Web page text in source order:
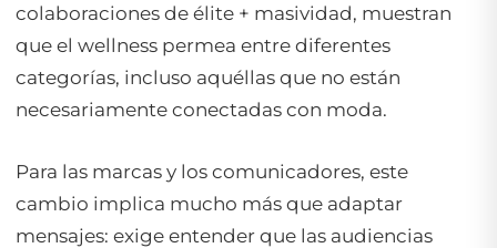
colaboraciones de élite + masividad, muestran
que el wellness permea entre diferentes
categorías, incluso aquéllas que no están
necesariamente conectadas con moda.
Para las marcas y los comunicadores, este
cambio implica mucho más que adaptar
mensajes: exige entender que las audiencias